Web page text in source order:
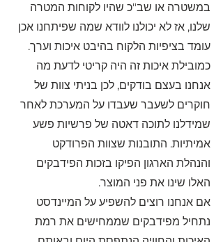
במשטרה או שב"כ שהיו לקוחות המטרה
שלנו, אז לא יכולנו לוודא שמה שפיתחנו אכן
עומד בציפיות הלקוח בהיבט איכות וערך.
כמובילת איכות זה היה קריטי לדעת מה
אנחנו בעצם בודקים, לכן בניתי צוות של
חוקרים לשעבר שעבדו על המערכת לאחר
שמידלנו לתוכה דאטה של פרשיות פשע
אמיתיות. התובנות שצוות הפרודקט
והנהלת הארגון הפיקו בזכות הפידבקים
האלו שינו את פני המוצר.
אם אנחנו רוצים להשפיע על המיינדסט
נתחיל מפידבקים שממחישים את רמת